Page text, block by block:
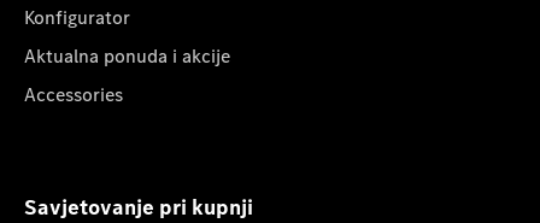
Konfigurator
Aktualna ponuda i akcije
Accessories
Savjetovanje pri kupnji